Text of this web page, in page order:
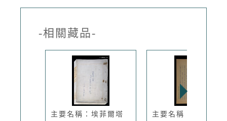
-相關藏品-
主要名稱：埃菲爾塔 主要名稱：二十世紀